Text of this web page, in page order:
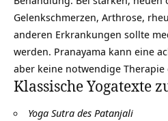
Gelenkschmerzen, Arthrose,
anderen Erkrankungen sollte
werden. Pranayama kann eine
aber keine notwendige Therapie
Klassische Yogatexte
Yoga Sutra des Patanjali